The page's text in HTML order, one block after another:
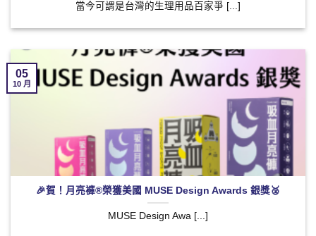
當今可謂是台灣的生理用品百家爭 [...]
🎉賀！月亮褲®榮獲美國 MUSE Design Awards​​ 銀獎🥈
MUSE Design Awa [...]
05
10 月